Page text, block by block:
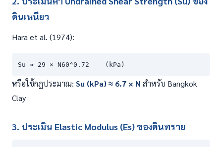
ดินเหนียว
Hara et al. (1974):
Su ≈ 29 × N60^0.72    (kPa)
หรือใช้กฎประมาณ: Su (kPa) ≈ 6.7 × N สำหรับ Bangkok
Clay
3. ประเมิน Elastic Modulus (Es) ของดินทราย